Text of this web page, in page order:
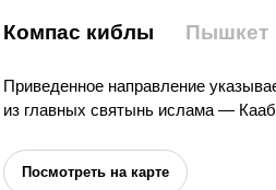
Компас киблы Пышкет
Приведенное направление
из главных святынь ислама —
Посмотреть на карте